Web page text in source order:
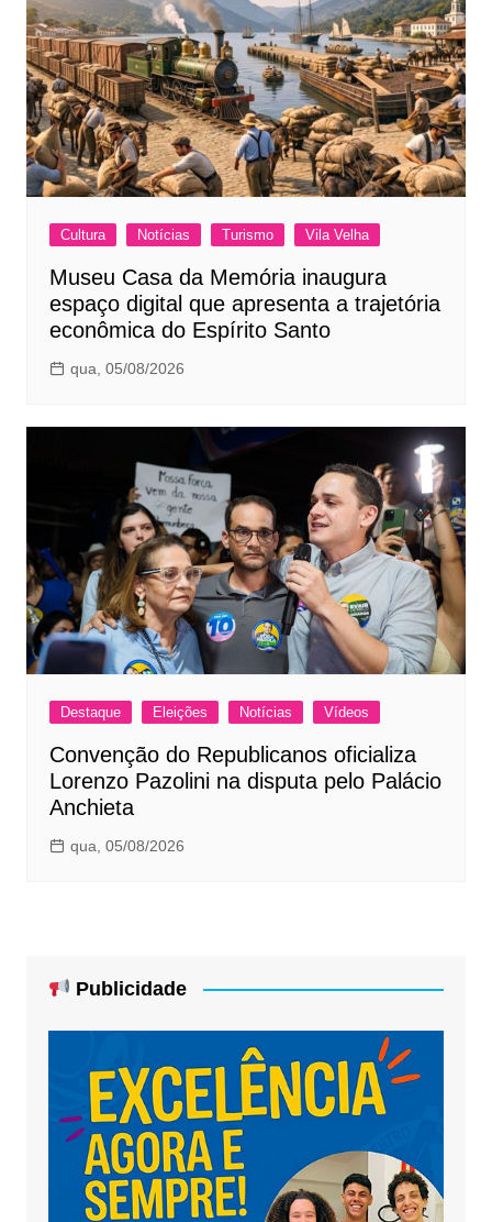
Cultura Notícias Turismo Vila Velha
Museu Casa da Memória inaugura
espaço digital que apresenta a trajetória
econômica do Espírito Santo
qua, 05/08/2026
Destaque Eleições Notícias Vídeos
Convenção do Republicanos oficializa
Lorenzo Pazolini na disputa pelo Palácio
Anchieta
qua, 05/08/2026
Publicidade